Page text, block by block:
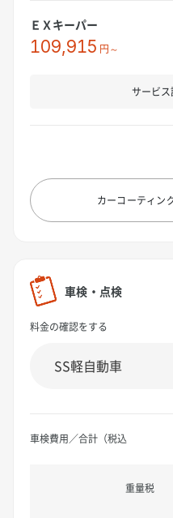
ＥＸキーパー
109,915 円～
サービ
カーコーティン
車検・点検
料金の確認をする
車検費用／合計（税込
重量税